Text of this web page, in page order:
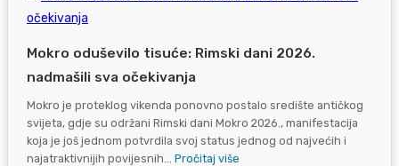
Mokro oduševilo tisuće: Rimski dani 2026.
nadmašili sva očekivanja
Mokro je proteklog vikenda ponovno postalo središte antičkog
svijeta, gdje su održani Rimski dani Mokro 2026., manifestacija
koja je još jednom potvrdila svoj status jednog od najvećih i
najatraktivnijih povijesnih... Pročitaj više